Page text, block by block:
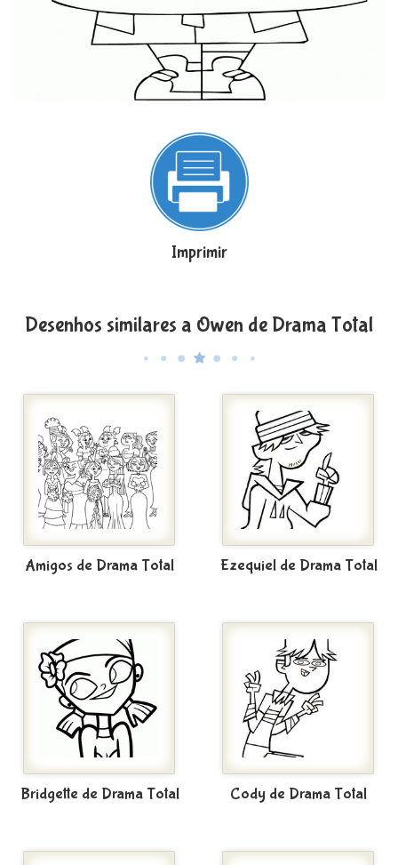
Imprimir
Desenhos similares a Owen de Drama Total
Amigos de Drama Total Ezequiel de Drama Total
Bridgette de Drama Total Cody de Drama Total